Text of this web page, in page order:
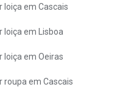
loiça em Cascais
loiça em Lisboa
loiça em Oeiras
roupa em Cascais